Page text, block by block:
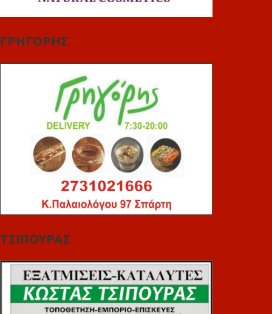
ΓΡΗΓΟΡΗΣ
ΤΣΙΠΟΥΡΑΣ